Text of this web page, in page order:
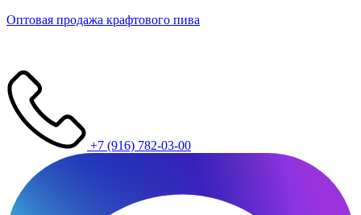
Оптовая продажа крафтового пива
+7 (916) 782-03-00